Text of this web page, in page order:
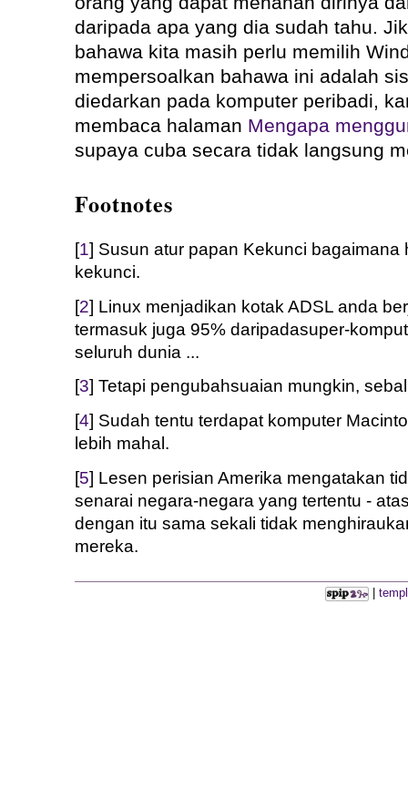
daripada apa yang dia sudah tahu.
bahawa kita masih perlu memilih
mempersoalkan bahawa ini adalah
diedarkan pada komputer peribadi,
membaca halaman Mengapa
supaya cuba secara tidak langsung
Footnotes
[1] Susun atur papan Kekunci
kekunci.
[2] Linux menjadikan kotak ADSL anda
termasuk juga 95% daripadasuper-
seluruh dunia ...
[3] Tetapi pengubahsuaian mungkin,
[4] Sudah tentu terdapat komputer
lebih mahal.
[5] Lesen perisian Amerika mengatakan
senarai negara-negara yang tertentu -
dengan itu sama sekali tidak
mereka.